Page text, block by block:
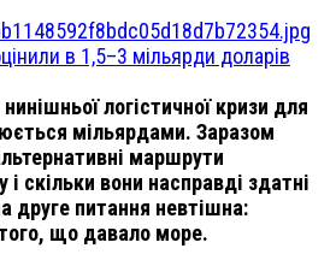
в 1,5–3 мільярди доларів
логістичної кризи для
мільярдами. Заразом
маршрути
скільки вони насправді здатні
друге питання невтішна:
що давало море.